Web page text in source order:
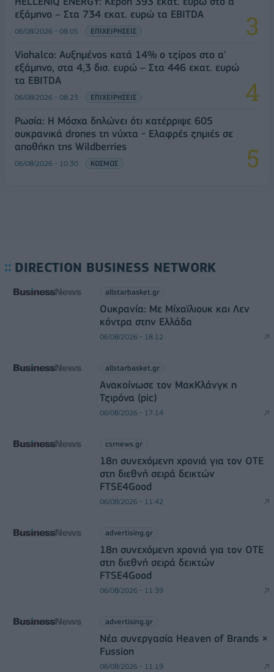
εξάμηνο – Στα 734 εκατ. ευρώ τα EBITDA
06/08/2026 - 08:05 ΕΠΙΧΕΙΡΗΣΕΙΣ
Viohalco: Αυξημένος κατά 14% ο τζίρος στο α'
εξάμηνο, στα 4,3 δισ. ευρώ – Στα 446 εκατ. ευρώ
τα EBITDA
06/08/2026 - 08:23 ΕΠΙΧΕΙΡΗΣΕΙΣ
Ρωσία: Η Μόσχα δηλώνει ότι κατέρριψε 605
ουκρανικά drones τη νύχτα - Ελαφρές ζημιές σε
αποθήκη της Wildberries
06/08/2026 - 10:30 ΚΟΣΜΟΣ
DIRECTION BUSINESS NETWORK
allstarbasket.gr
Ουκρανία: Με Μίχαϊλιουκ και Λεν
κόντρα στην Ελλάδα
06/08/2026 - 18:12
allstarbasket.gr
Ανακοίνωσε τον ΜακΚλάνγκ η
Τζιρόνα (pic)
06/08/2026 - 17:14
csrnews.gr
18η συνεχόμενη χρονιά για τον ΟΤΕ
στη διεθνή σειρά δεικτών
FTSE4Good
06/08/2026 - 11:42
advertising.gr
18η συνεχόμενη χρονιά για τον ΟΤΕ
στη διεθνή σειρά δεικτών
FTSE4Good
06/08/2026 - 11:39
advertising.gr
Νέα συνεργασία Heaven of Brands ×
Fussion
06/08/2026 - 11:19